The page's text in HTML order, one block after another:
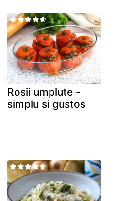
Rosii umplute -
simplu si gustos